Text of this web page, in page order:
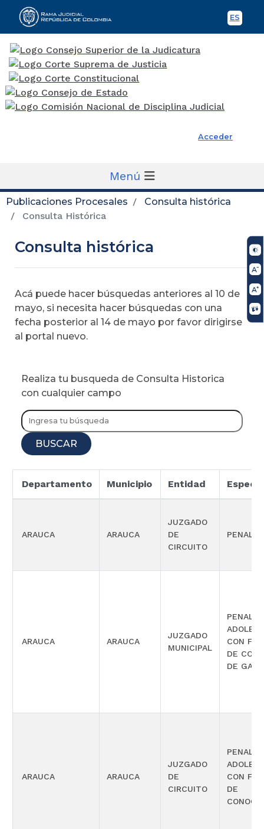
ES
Rama Judicial
Acceder
Menú
Publicaciones Procesales
Consulta histórica
Consulta Histórica
Consulta histórica
Acá puede hacer búsquedas anteriores al 10 de
mayo, si necesita hacer búsquedas con una
fecha posterior al 14 de mayo por favor dirigirse
al portal nuevo.
Realiza tu busqueda de Consulta Historica
con cualquier campo
BUSCAR
Departamento Municipio Entidad
ARAUCA ARAUCA
JUZGADO
DE
CIRCUITO
PENAL
ARAUCA ARAUCA
JUZGADO
MUNICIPAL
PENAL
CON
DE
DE
ARAUCA ARAUCA
JUZGADO
DE
CIRCUITO
PENAL
CON
DE